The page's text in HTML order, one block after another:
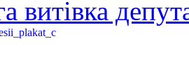
витівка